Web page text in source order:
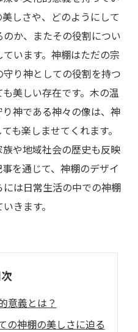
しさや、どのようにして
か、またその役割につい
います。神棚はただの宗
り神としての役割を持つ
美しい存在です。木の温
神である神々の像は、神
も楽しませてくれます。
や地域社会の歴史も反映
を通じて、神棚のデザイ
は日常生活の中での神棚
きます。
意義とは？
の神棚の美しさに迫る